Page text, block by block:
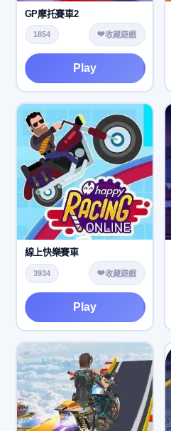
GP摩托賽車2
1854 ❤️收藏遊戲
Play
線上快樂賽車
3934 ❤️收藏遊戲
Play